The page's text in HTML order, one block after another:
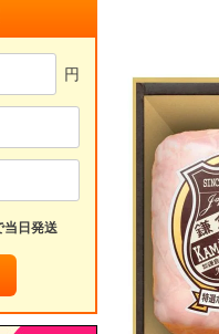
円
当日発送